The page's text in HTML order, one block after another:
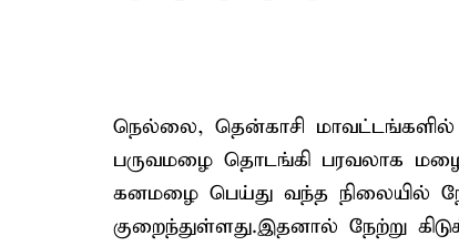
நெல்லை, தென்காசி மாவட்டங்களில்
பருவமழை தொடங்கி பரவலாக மழை
கனமழை பெய்து வந்த நிலையில்
குறைந்துள்ளது.இதனால் நேற்று